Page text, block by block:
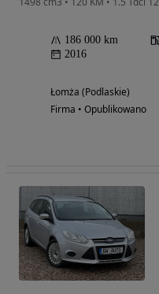
186 000 km
2016
Łomża (Podlaskie)
Firma • Opublikowano